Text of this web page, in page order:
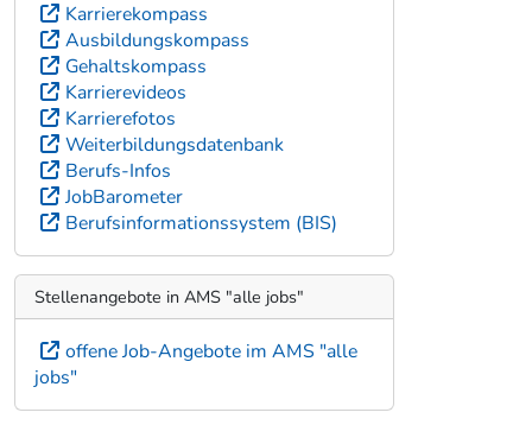
Karrierekompass
Ausbildungskompass
Gehaltskompass
Karrierevideos
Karrierefotos
Weiterbildungsdatenbank
Berufs-Infos
JobBarometer
Berufsinformationssystem (BIS)
Stellenangebote in AMS "alle jobs"
offene Job-Angebote im AMS "alle
jobs"